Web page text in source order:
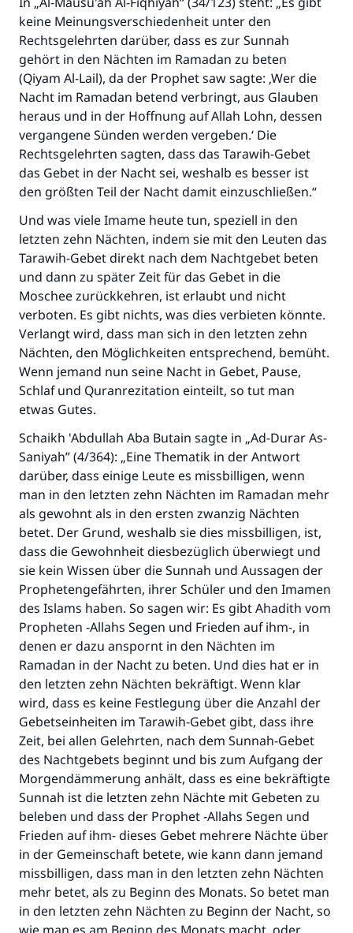
keine Meinungsverschiedenheit unter den
Rechtsgelehrten darüber, dass es zur Sunnah
gehört in den Nächten im Ramadan zu beten
(Qiyam Al-Lail), da der Prophet saw sagte: ‚Wer die
Nacht im Ramadan betend verbringt, aus Glauben
heraus und in der Hoffnung auf Allah Lohn, dessen
vergangene Sünden werden vergeben.‘ Die
Rechtsgelehrten sagten, dass das Tarawih-Gebet
das Gebet in der Nacht sei, weshalb es besser ist
den größten Teil der Nacht damit einzuschließen.“
Und was viele Imame heute tun, speziell in den
letzten zehn Nächten, indem sie mit den Leuten das
Tarawih-Gebet direkt nach dem Nachtgebet beten
und dann zu später Zeit für das Gebet in die
Moschee zurückkehren, ist erlaubt und nicht
verboten. Es gibt nichts, was dies verbieten könnte.
Verlangt wird, dass man sich in den letzten zehn
Nächten, den Möglichkeiten entsprechend, bemüht.
Wenn jemand nun seine Nacht in Gebet, Pause,
Schlaf und Quranrezitation einteilt, so tut man
etwas Gutes.
Schaikh 'Abdullah Aba Butain sagte in „Ad-Durar As-
Saniyah” (4/364): „Eine Thematik in der Antwort
darüber, dass einige Leute es missbilligen, wenn
man in den letzten zehn Nächten im Ramadan mehr
als gewohnt als in den ersten zwanzig Nächten
betet. Der Grund, weshalb sie dies missbilligen, ist,
dass die Gewohnheit diesbezüglich überwiegt und
sie kein Wissen über die Sunnah und Aussagen der
Prophetengefährten, ihrer Schüler und den Imamen
des Islams haben. So sagen wir: Es gibt Ahadith vom
Propheten -Allahs Segen und Frieden auf ihm-, in
denen er dazu anspornt in den Nächten im
Ramadan in der Nacht zu beten. Und dies hat er in
den letzten zehn Nächten bekräftigt. Wenn klar
wird, dass es keine Festlegung über die Anzahl der
Gebetseinheiten im Tarawih-Gebet gibt, dass ihre
Zeit, bei allen Gelehrten, nach dem Sunnah-Gebet
des Nachtgebets beginnt und bis zum Aufgang der
Morgendämmerung anhält, dass es eine bekräftigte
Sunnah ist die letzten zehn Nächte mit Gebeten zu
beleben und dass der Prophet -Allahs Segen und
Frieden auf ihm- dieses Gebet mehrere Nächte über
in der Gemeinschaft betete, wie kann dann jemand
missbilligen, dass man in den letzten zehn Nächten
mehr betet, als zu Beginn des Monats. So betet man
in den letzten zehn Nächten zu Beginn der Nacht, so